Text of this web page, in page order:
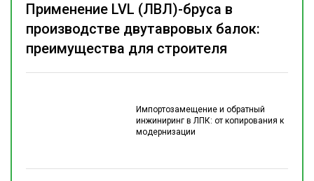
Импортозамещение и обратный
инжиниринг в ЛПК: от копирования к
модернизации
Применение LVL (ЛВЛ)-бруса в
производстве двутавровых балок:
преимущества для строителя